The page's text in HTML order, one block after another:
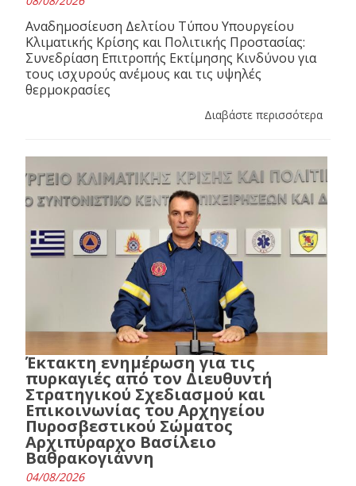
Αναδημοσίευση Δελτίου Τύπου Υπουργείου
Κλιματικής Κρίσης και Πολιτικής Προστασίας:
Συνεδρίαση Επιτροπής Εκτίμησης Κινδύνου για
τους ισχυρούς ανέμους και τις υψηλές
θερμοκρασίες
Διαβάστε περισσότερα
Έκτακτη ενημέρωση για τις
πυρκαγιές από τον Διευθυντή
Στρατηγικού Σχεδιασμού και
Επικοινωνίας του Αρχηγείου
Πυροσβεστικού Σώματος
Αρχιπύραρχο Βασίλειο
Βαθρακογιάννη
04/08/2026